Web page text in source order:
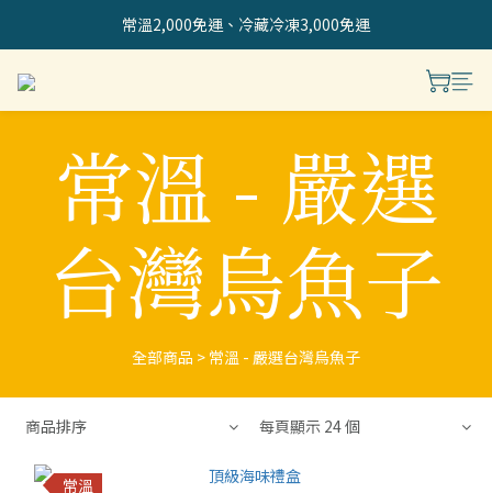
常溫2,000免運、冷藏冷凍3,000免運
常溫 - 嚴選
台灣烏魚子
全部商品 > 常溫 - 嚴選台灣烏魚子
商品排序 每頁顯示 24 個
常溫